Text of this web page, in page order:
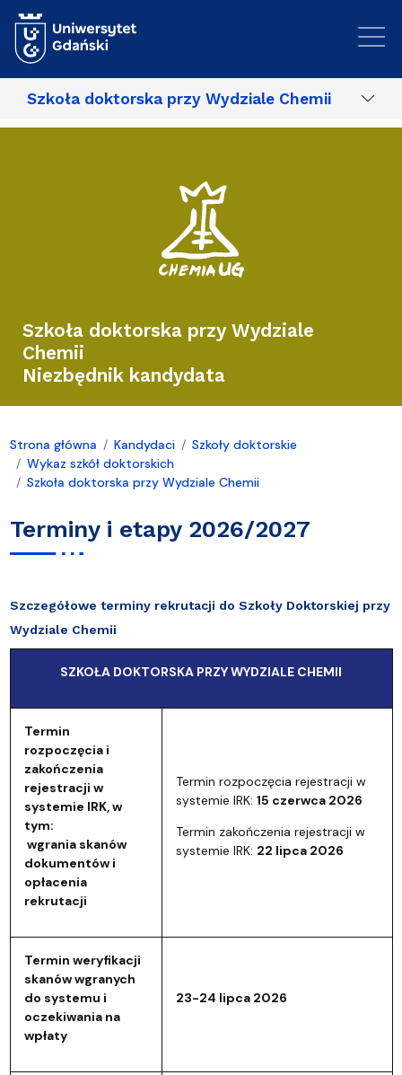
Szkoła doktorska przy Wydziale Chemii
Szkoła doktorska przy Wydziale
Chemii
Niezbędnik kandydata
Strona główna Kandydaci
Szkoły doktorskie
Wykaz szkół doktorskich
Szkoła doktorska przy Wydziale Chemii
Terminy i etapy 2026/2027
Szczegółowe terminy rekrutacji do Szkoły Doktorskiej przy
Wydziale Chemii
SZKOŁA DOKTORSKA PRZY WYDZIALE CHEMII
Termin
rozpoczęcia i
zakończenia
rejestracji w
systemie IRK, w
tym:
wgrania skanów
dokumentów i
opłacenia
rekrutacji
Termin rozpoczęcia rejestracji w
systemie IRK: 15 czerwca 2026
Termin zakończenia rejestracji w
systemie IRK: 22 lipca 2026
Termin weryfikacji
skanów wgranych
do systemu i
oczekiwania na
wpłaty
23-24 lipca 2026